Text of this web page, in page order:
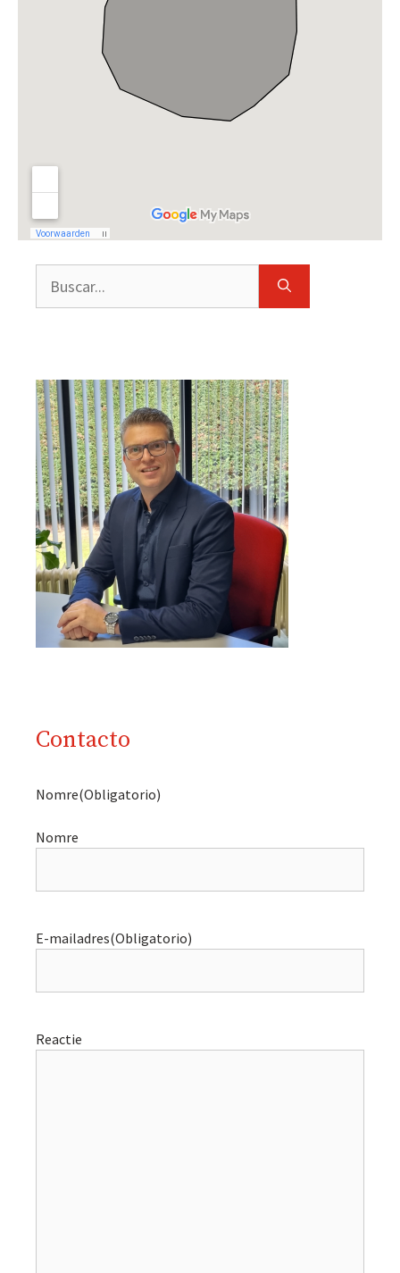
Contacto
Nomre(Obligatorio)
Nomre
E-mailadres(Obligatorio)
Reactie